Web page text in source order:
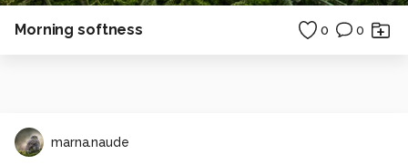
Morning softness 0 0
marna.naude